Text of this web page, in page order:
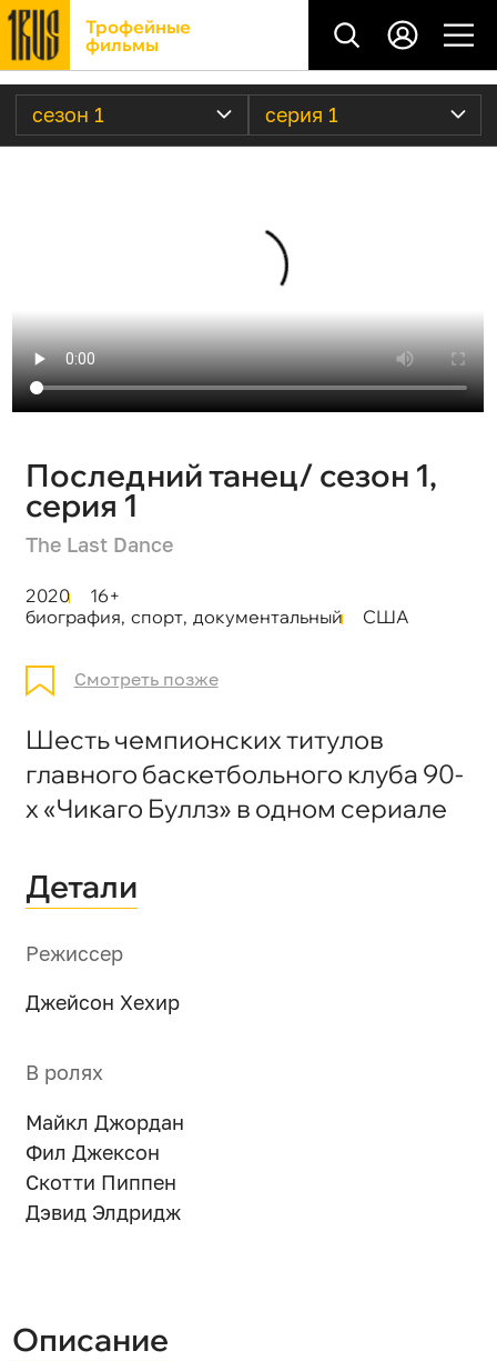
Трофейные
фильмы
сезон 1 серия 1
Последний танец/ сезон 1,
серия 1
The Last Dance
2020
16+
биография, спорт, документальный США
Смотреть позже
Шесть чемпионских титулов
главного баскетбольного клуба 90-
х «Чикаго Буллз» в одном сериале
Детали
Режиссер
Джейсон Хехир
В ролях
Майкл Джордан
Фил Джексон
Скотти Пиппен
Дэвид Элдридж
Описание